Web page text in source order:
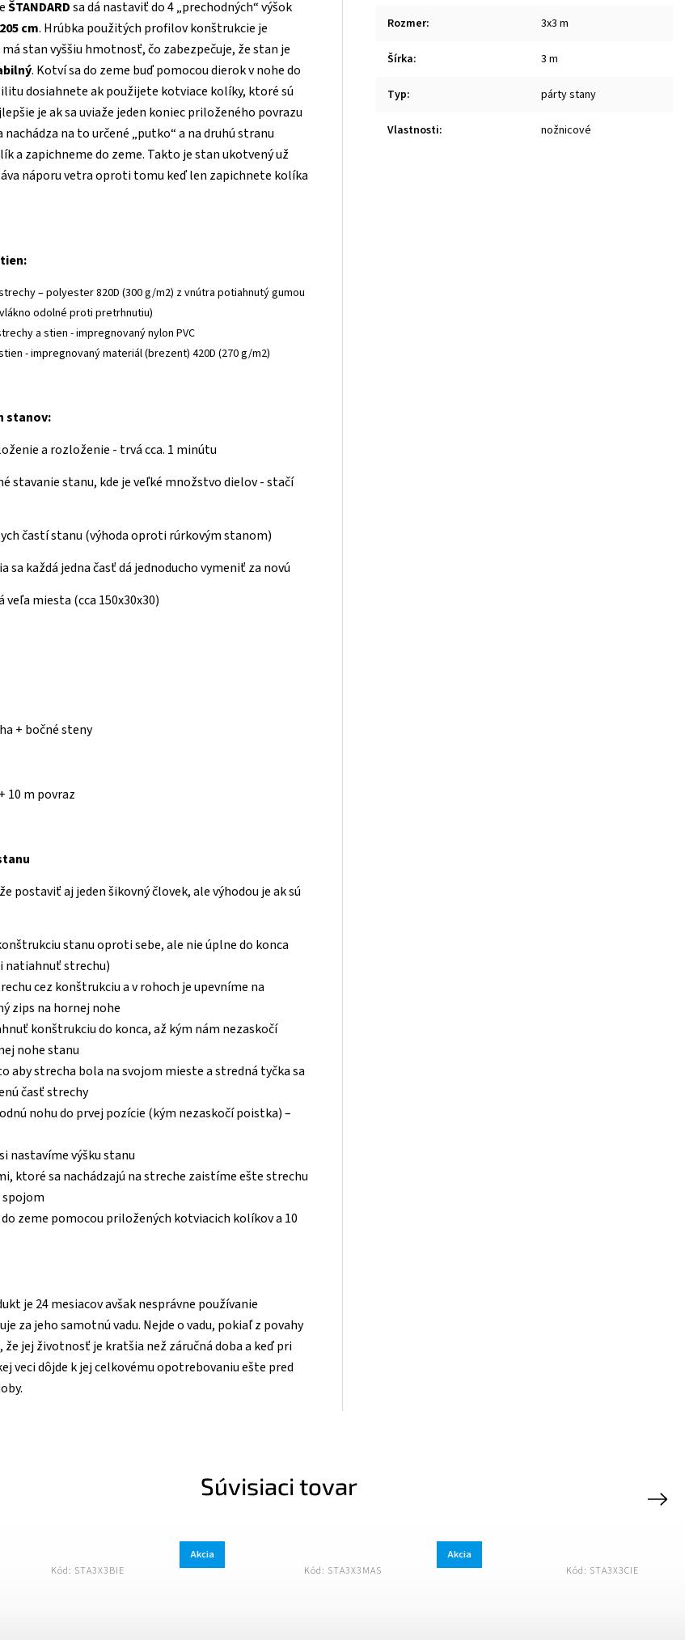
ŠTANDARDsa dá nastaviť do 4 „prechodných“ výšok
205 cm. Hrúbka použitých profilov konštrukcie je
stan vyššiu hmotnosť, čo zabezpečuje, že stan je
. Kotví sa do zeme buď pomocou dierok v nohe do
dosiahnete ak použijete kotviace kolíky, ktoré sú
je ak sa uviaže jeden koniec priloženého povrazu
nachádza na to určené „putko“ a na druhú stranu
a zapichneme do zeme. Takto je stan ukotvený už
náporu vetra oproti tomu keď len zapichnete kolíka
– polyester 820D (300 g/m2) z vnútra potiahnutý gumou
odolné proti pretrhnutiu)
a stien - impregnovaný nylon PVC
- impregnovaný materiál (brezent) 420D (270 g/m2)
stanov:
a rozloženie - trvá cca. 1 minútu
stavanie stanu, kde je veľké množstvo dielov - stačí
častí stanu (výhoda oproti rúrkovým stanom)
sa každá jedna časť dá jednoducho vymeniť za novú
miesta (cca 150x30x30)
+ bočné steny
10 m povraz
postaviť aj jeden šikovný človek, ale výhodou je ak sú
stanu oproti sebe, ale nie úplne do konca
natiahnuť strechu)
cez konštrukciu a v rohoch je upevníme na
zips na hornej nohe
konštrukciu do konca, až kým nám nezaskočí
nohe stanu
aby strecha bola na svojom mieste a stredná tyčka sa
časť strechy
nohu do prvej pozície (kým nezaskočí poistka) –
nastavíme výšku stanu
ktoré sa nachádzajú na streche zaistíme ešte strechu
zeme pomocou priložených kotviacich kolíkov a 10
je 24 mesiacov avšak nesprávne používanie
za jeho samotnú vadu. Nejde o vadu, pokiaľ z povahy
že jej životnosť je kratšia než záručná doba a keď pri
veci dôjde k jej celkovému opotrebovaniu ešte pred
Rozmer: 3x3 m
Šírka: 3 m
Typ: párty stany
Vlastnosti: nožnicové
Súvisiaci tovar
STA3X3MAS STA3X3CIE STA3X3CER
Next